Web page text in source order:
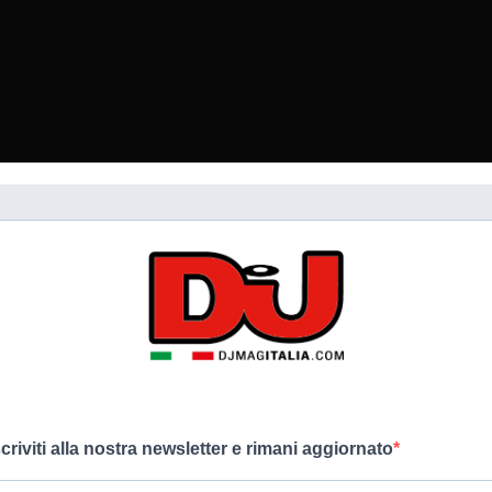
alla nostra newsletter e rimani aggiornato